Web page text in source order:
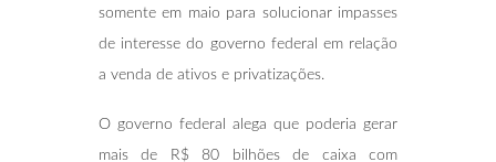
somente em maio para solucionar impasses
de interesse do governo federal em relação
a venda de ativos e privatizações.
O governo federal alega que poderia gerar
mais de R$ 80 bilhões de caixa com